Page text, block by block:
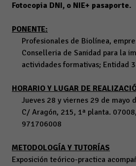
Fotocopia DNI, o NIE+ pasaporte.
PONENTE:
Profesionales de Biolínea,
Conselleria de Sanidad para la
actividades formativas; Entidad
HORARIO Y LUGAR DE
Jueves 28 y viernes 29 de mayo
C/ Aragón, 215, 1ª planta.
971706008
METODOLOGÍA Y TUTORÍAS
Exposición teórico-practica